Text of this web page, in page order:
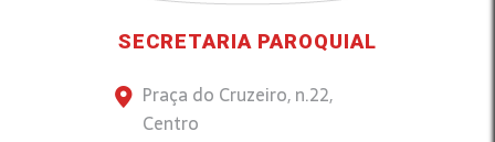
SECRETARIA PAROQUIAL
Praça do Cruzeiro, n.22,
Centro